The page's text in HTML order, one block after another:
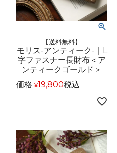
【送料無料】
モリス-アンティーク-｜L
字ファスナー長財布＜ア
ンティークゴールド＞
価格 ¥19,800税込